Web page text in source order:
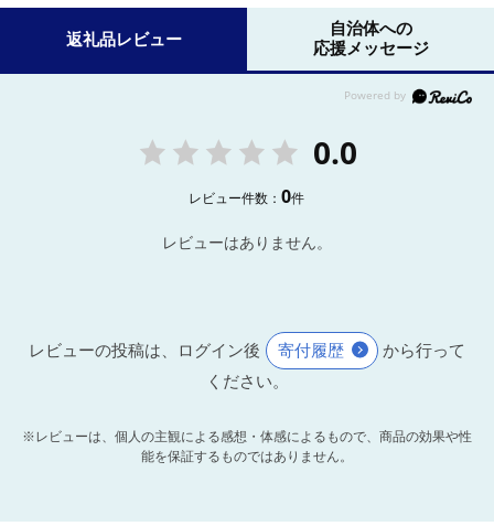
返礼品レビュー
自治体への
応援メッセージ
0.0
レビュー件数：0件
レビューはありません。
レビューの投稿は、ログイン後 寄付履歴
から行って
ください。
※レビューは、個人の主観による感想・体感によるもので、商品の効果や性
能を保証するものではありません。